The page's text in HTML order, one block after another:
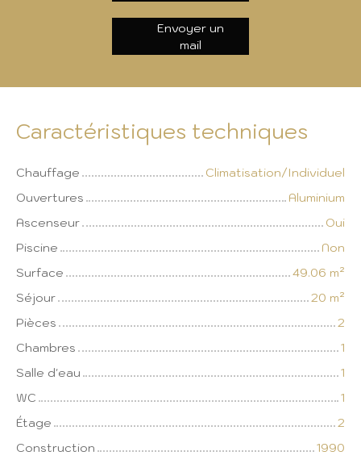
Envoyer un
mail
Caractéristiques techniques
Chauffage
Climatisation/Individuel
Ouvertures
Aluminium
Ascenseur
Oui
Piscine
Non
Surface
49.06 m²
Séjour
20 m²
Pièces
2
Chambres
1
Salle d'eau
1
WC
1
Étage
2
Construction
1990